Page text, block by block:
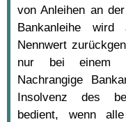
von Anleihen an
Bankanleihe
Nennwert
nur bei einem
Nachrangige
Insolvenz des
bedient, wenn